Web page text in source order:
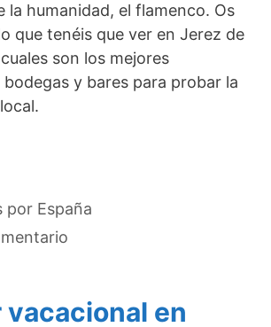
la humanidad, el flamenco. Os
que tenéis que ver en Jerez de
son los mejores
y bares para probar la
por España
en